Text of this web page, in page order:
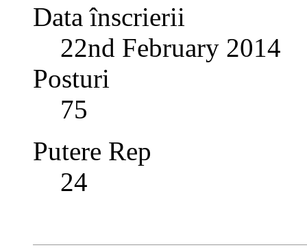
Data înscrierii
22nd February 2014
Posturi
75
Putere Rep
24